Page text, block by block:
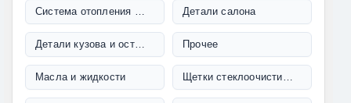
Система отопления и кондиционирования Детали салона
Детали кузова и остекление Прочее
Масла и жидкости Щетки стеклоочистителя